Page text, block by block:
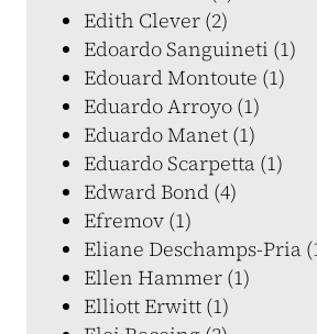
Edith Clever (2)
Edoardo Sanguineti (1)
Edouard Montoute (1)
Eduardo Arroyo (1)
Eduardo Manet (1)
Eduardo Scarpetta (1)
Edward Bond (4)
Efremov (1)
Eliane Deschamps-Pria
Ellen Hammer (1)
Elliott Erwitt (1)